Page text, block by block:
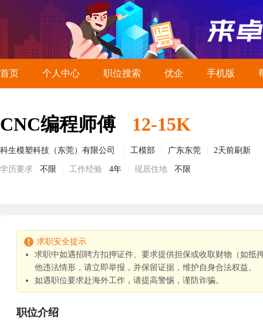
首页 个人中心 职位搜索 优企 手机版
CNC编程师傅 12-15K
科生模塑科技（东莞）有限公司 工模部 广东东莞 2天前刷新
学历要求 不限 工作经验 4年 现居住地 不限
求职安全提示
求职中如遇招聘方扣押证件、要求提供担保或收取财物（如
他违法情形，请立即举报，并保留证据，维护自身合法权益。
如遇职位要求赴海外工作，请提高警惕，谨防诈骗。
职位介绍